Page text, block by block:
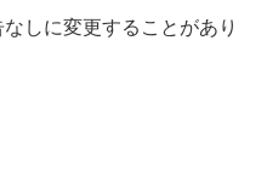
しに変更することがあり